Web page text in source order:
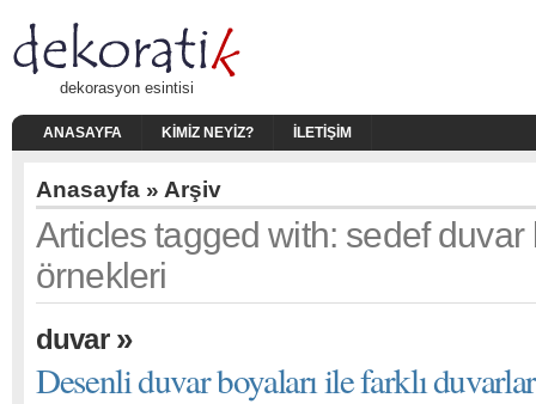
dekorasyon esintisi
ANASAYFA KIMIZ NEYIZ? İLETIŞIM
Anasayfa » Arşiv
Articles tagged with: sedef duvar
örnekleri
duvar»
Desenli duvar boyaları ile farklı duvarlar